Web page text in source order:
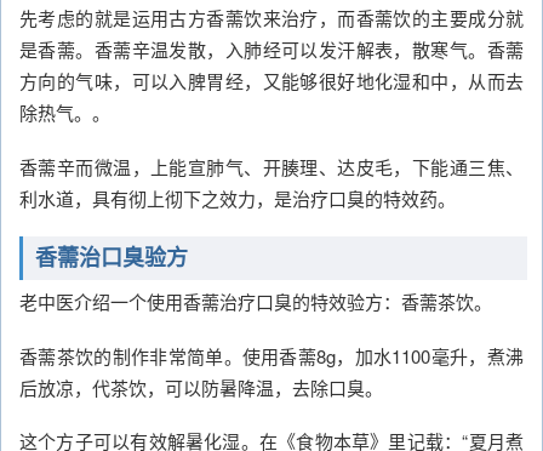
先考虑的就是运用古方香薷饮来治疗，而香薷饮的主要成分就
是香薷。香薷辛温发散，入肺经可以发汗解表，散寒气。香薷
方向的气味，可以入脾胃经，又能够很好地化湿和中，从而去
除热气。。
香薷辛而微温，上能宣肺气、开腠理、达皮毛，下能通三焦、
利水道，具有彻上彻下之效力，是治疗口臭的特效药。
香薷治口臭验方
老中医介绍一个使用香薷治疗口臭的特效验方：香薷茶饮。
香薷茶饮的制作非常简单。使用香薷8g，加水1100毫升，煮沸
后放凉，代茶饮，可以防暑降温，去除口臭。
这个方子可以有效解暑化湿。在《食物本草》里记载：“夏月煮